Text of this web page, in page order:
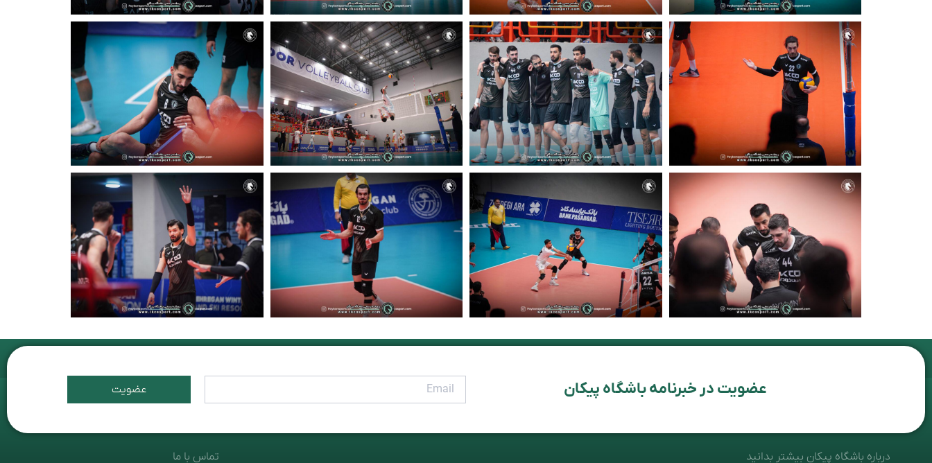
عضویت در خبرنامه باشگاه پیکان عضویت
درباره باشگاه پیکان بیشتر بدانید تماس با ما